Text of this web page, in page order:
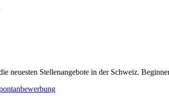
neuesten Stellenangebote in der Schweiz.